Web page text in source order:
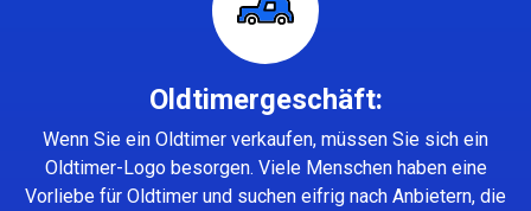
Oldtimergeschäft:
Wenn Sie ein Oldtimer verkaufen, müssen Sie sich ein
Oldtimer-Logo besorgen. Viele Menschen haben eine
Vorliebe für Oldtimer und suchen eifrig nach Anbietern, die